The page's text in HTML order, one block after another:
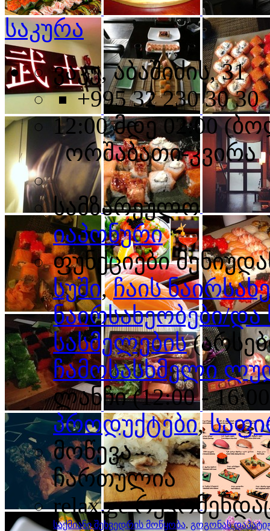
საკურა
ვაკე, აბაშიძის, 31
+995 32 230 30 30
12:00 მდე 02:00
ორშაბათი-კვირა
სამზარეულო
იაპონური
ფუნქციები
სუში,ჩაის
ნაირსახეობები/
სასმელების
ჩამოსასხმელი
ლანჩი (12:00 -
პროდუქტები,
მოწევა
ჩართულია
relax.ge
საქმიანი შეხვედრის მოწყობა, გოგონას